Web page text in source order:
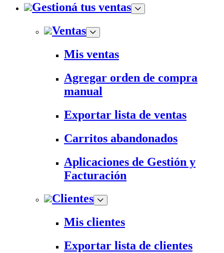
Gestioná tus ventas
Ventas
Mis ventas
Agregar orden de compra
manual
Exportar lista de ventas
Carritos abandonados
Aplicaciones de Gestión y
Facturación
Clientes
Mis clientes
Exportar lista de clientes